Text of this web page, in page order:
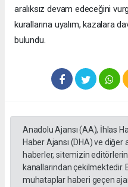
aralıksız devam edeceğini
kurallarına uyalım, kazalara
bulundu.
Anadolu Ajansı (AA), İhlas
Haber Ajansı (DHA) ve
haberler, sitemizin
kanallarından
muhataplar haberi geçen